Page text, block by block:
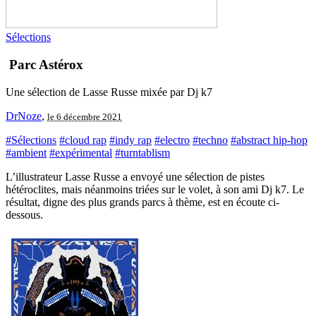
Sélections
Parc Astérox
Une sélection de Lasse Russe mixée par Dj k7
DrNoze, le 6 décembre 2021
#Sélections #cloud rap #indy rap #electro #techno #abstract hip-hop
#ambient #expérimental #turntablism
L’illustrateur Lasse Russe a envoyé une sélection de pistes
hétéroclites, mais néanmoins triées sur le volet, à son ami Dj k7. Le
résultat, digne des plus grands parcs à thème, est en écoute ci-
dessous.